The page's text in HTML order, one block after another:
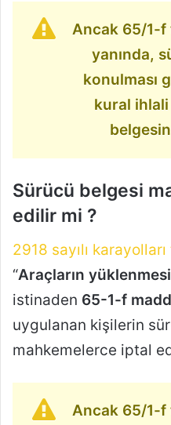
Ancak 65/1-f
yanında,
konulması
kural
Sürücü belgesi
edilir mi ?
2918 sayılı
“Araçların yüklenmesi
istinaden 65-1-f
uygulanan kişilerin
mahkemelerce iptal
Ancak 65/1-f